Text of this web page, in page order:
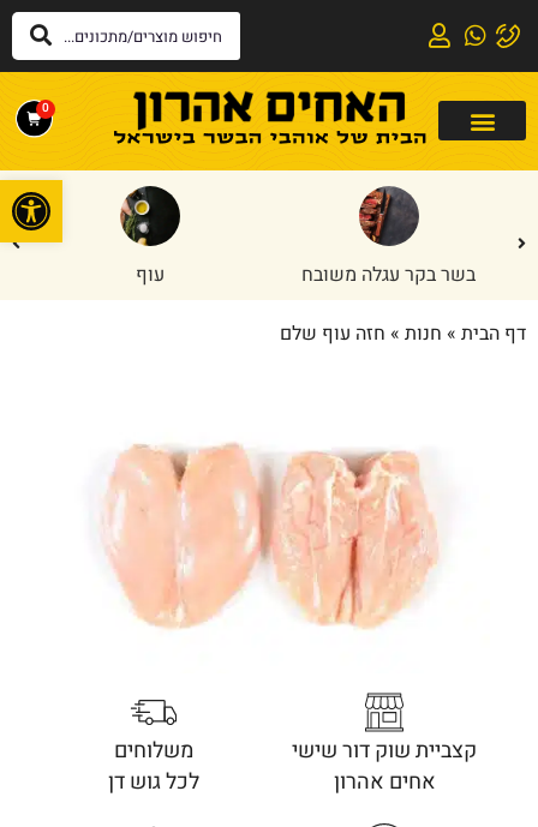
0
בשר בקר עגלה משובח עוף
דף הבית » חנות » חזה עוף שלם
קצביית שוק דור שישי
אחים אהרון
משלוחים
לכל גוש דן